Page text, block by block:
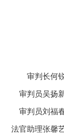
审判长何
审判员吴扬
审判员刘福
法官助理张馨